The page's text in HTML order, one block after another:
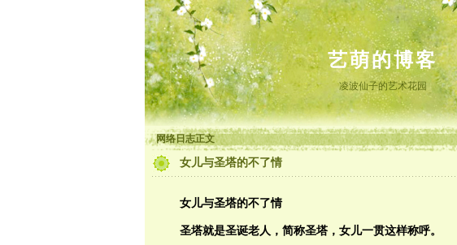
艺萌的博客
凌波仙子的艺术花园
网络日志正文
女儿与圣塔的不了情
女儿与圣塔的不了情
圣塔就是圣诞老人，简称圣塔，女儿一贯这样称呼。